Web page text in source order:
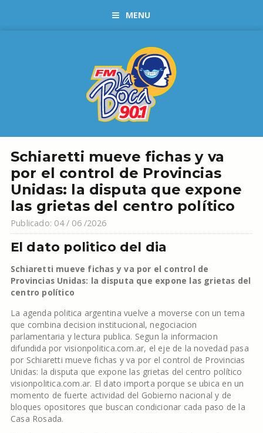
MENU
Schiaretti mueve fichas y va
por el control de Provincias
Unidas: la disputa que expone
las grietas del centro político
Publicado: 04 / 06 /2026
El dato politico del dia
Schiaretti mueve fichas y va por el control de
Provincias Unidas: la disputa que expone las grietas del
centro político
La agenda politica argentina vuelve a moverse con un tema
que combina decision institucional, negociacion
parlamentaria y lectura publica. Segun la informacion
difundida por visionpolitica.com.ar, el eje de la novedad pasa
por Schiaretti mueve fichas y va por el control de Provincias
Unidas: la disputa que expone las grietas del centro político
visionpolitica.com.ar. El dato importa porque se ubica en un
momento de fuerte actividad del Gobierno nacional y de
bloques opositores que buscan condicionar cada paso de la
Casa Rosada.